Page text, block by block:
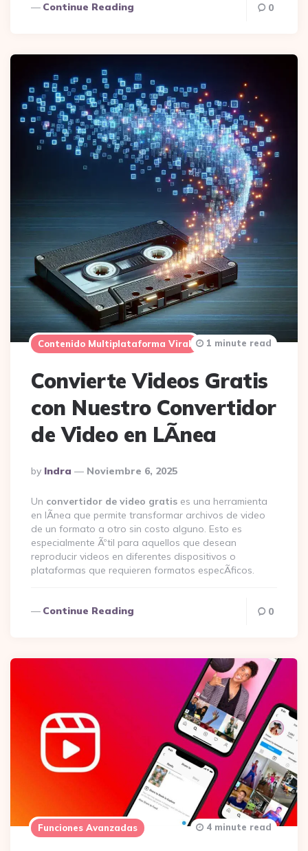
Continue Reading 0
Contenido Multiplataforma Viral
Convierte Videos Gratis
con Nuestro Convertidor
de Video en LÃ­nea
Posted
By
By Indra Noviembre 6, 2025
1 minute read
Un convertidor de video gratis es una herramienta
en lÃ­nea que permite transformar archivos de video
de un formato a otro sin costo alguno. Esto es
especialmente Ãºtil para aquellos que desean
reproducir videos en diferentes dispositivos o
plataformas que requieren formatos especÃ­ficos.
Continue Reading 0
Funciones Avanzadas 4 minute read